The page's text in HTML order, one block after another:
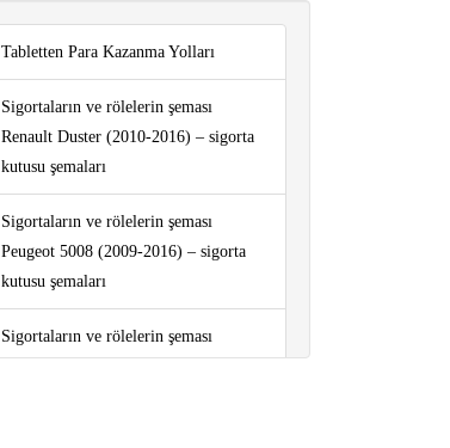
Tabletten Para Kazanma Yolları
Sigortaların ve rölelerin şeması
Renault Duster (2010-2016) – sigorta
kutusu şemaları
Sigortaların ve rölelerin şeması
Peugeot 5008 (2009-2016) – sigorta
kutusu şemaları
Sigortaların ve rölelerin şeması